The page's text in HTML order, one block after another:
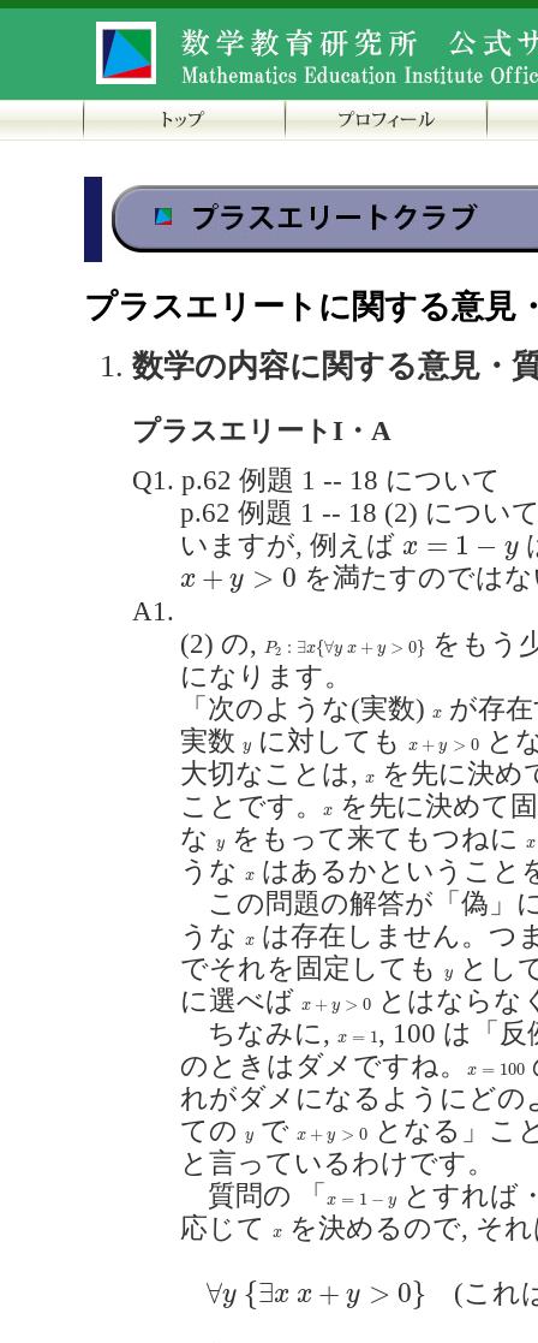
プラスエリートに関する意見
数学の内容に関する意見・
プラスエリートI・A
Q1. p.62 例題 1 -- 18 について
p.62 例題 1 -- 18 (2) につい
いますが, 例えば x = 1 − y
x=1 −
x + y > 0
x+ y >0
を満たすのでは
A1.
(2) の,
P2 : ∃x{∀y x + y > 0}
P2 x ∀y >
をもう
になります。
「次のような(実数) x
x が存
実数 y
y に対してもx + y > 0
x+ y >0
と
大切なことは,
x
x を先に決め
ことです。
x
x を先に決めて
な
y
y をもって来てもつねにx
x
うな x
x はあるかということ
この問題の解答が「偽」
うな
x
x は存在しません。つ
でそれを固定しても
y
y
とし
に選べば x + y > 0
x+ y >0
とはならな
ちなみに,
x = 1
x=
, 100 は「
のときはダメですね。
x = 100
x= 100
れがダメになるようにど
ての
y
y でx + y > 0
x+ y >0
となる」こ
と言っているわけです。
質問の 「
x = 1 − y
x= −y
とすれば
応じて
x
x を決めるので, そ
∀y {∃x x + y > 0}
∀ {∃ + 0 (これ